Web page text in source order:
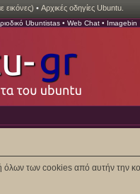
εικόνες) • Αρχικές οδηγίες Ubuntu.
Ubuntistas • Web Chat • Imagebin
όλων των cookies από αυτήν την